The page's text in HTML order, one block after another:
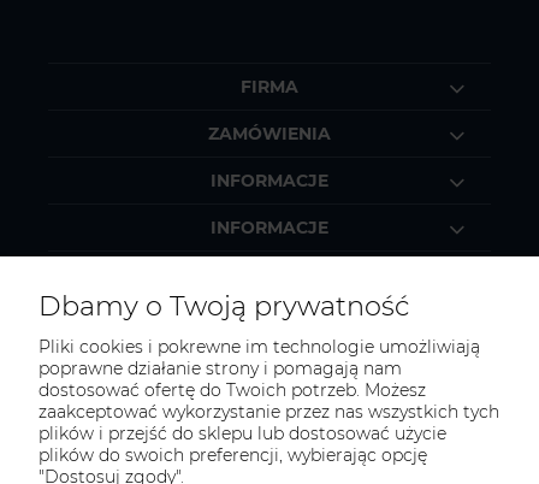
FIRMA
ZAMÓWIENIA
INFORMACJE
INFORMACJE
KONTAKT
Zapraszamy do kontaktu:
Dbamy o Twoją prywatność
Pliki cookies i pokrewne im technologie umożliwiają
poprawne działanie strony i pomagają nam
dostosować ofertę do Twoich potrzeb. Możesz
zaakceptować wykorzystanie przez nas wszystkich tych
plików i przejść do sklepu lub dostosować użycie
plików do swoich preferencji, wybierając opcję
"Dostosuj zgody".